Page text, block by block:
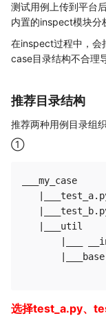
测试用例上传到平台
内置的inspect模块分
在inspect过程中，会
case目录结构不合理
推荐目录结构
推荐两种用例目录组
①
___my_case
   |___util
|___
选择test_a.py、